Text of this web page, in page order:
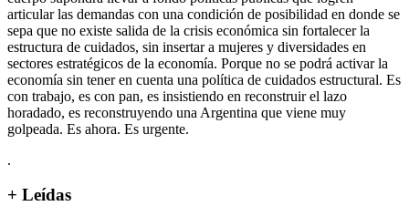
articular las demandas con una condición de posibilidad en donde se
sepa que no existe salida de la crisis económica sin fortalecer la
estructura de cuidados, sin insertar a mujeres y diversidades en
sectores estratégicos de la economía. Porque no se podrá activar la
economía sin tener en cuenta una política de cuidados estructural. Es
con trabajo, es con pan, es insistiendo en reconstruir el lazo
horadado, es reconstruyendo una Argentina que viene muy
golpeada. Es ahora. Es urgente.
.
+ Leídas